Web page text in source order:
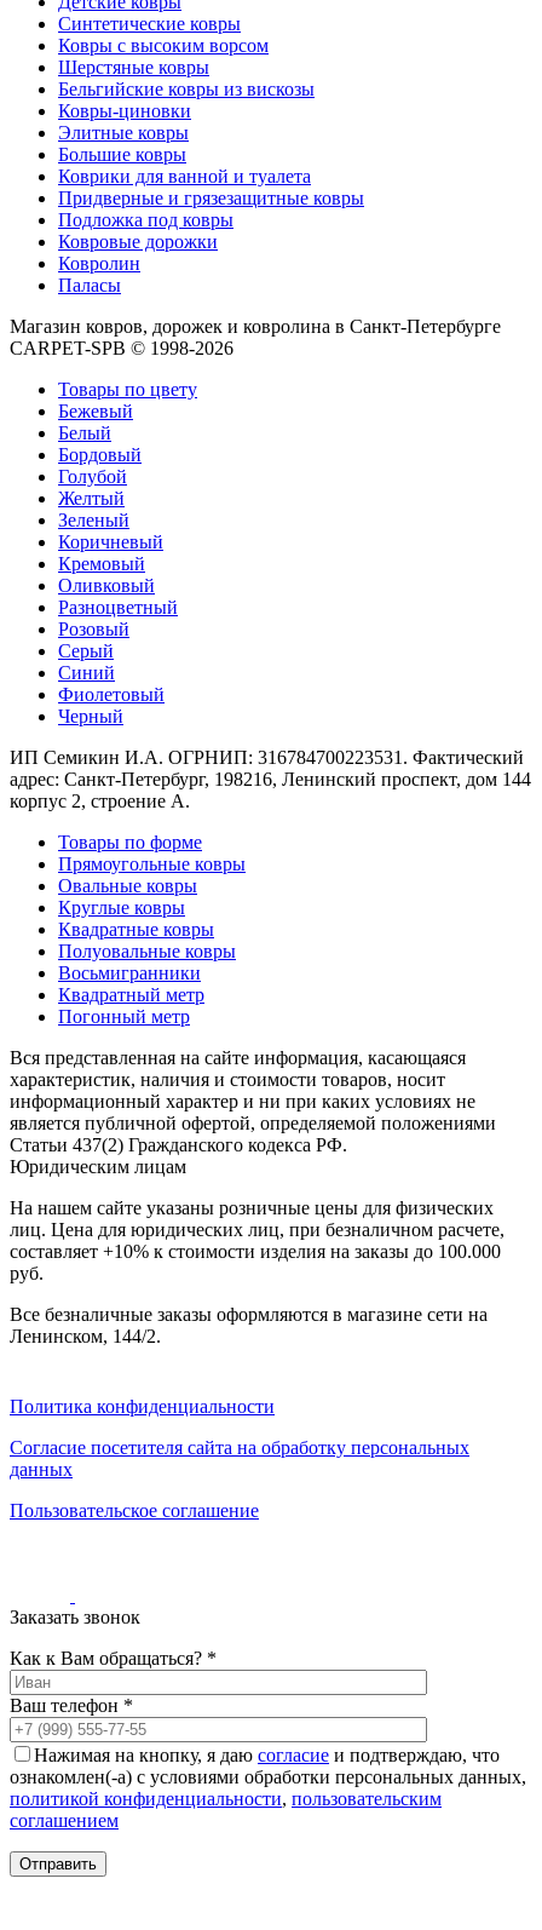
₽
от
15
000
₽
до
45
000
₽
от
45
до
200
₽
По
форме
Круглые
ковры
Дорожки
Синтетические
ковровые
дорожки
Дорожки
на
резиновой
основе
Ковровые
шерстяные
дорожки
Паласные
дорожки
Кремлевские
дорожки
Ковролин
Ковролин
в
наличии
Паласы
Как
выбрать
ковер
Доставка
и
оплата
Контакты
647-
90-
72
mail@carpet-
spb.ru
Заказать
0
Синтетические ковры
Ковры с высоким ворсом
Шерстяные ковры
Бельгийские ковры из вискозы
Ковры-циновки
Элитные ковры
Большие ковры
Коврики для ванной и туалета
Придверные и грязезащитные ковры
Подложка под ковры
Ковровые дорожки
Ковролин
Паласы
Магазин ковров, дорожек и ковролина в Санкт-Петербурге
CARPET-SPB © 1998-2026
Товары по цвету
Бежевый
Белый
Бордовый
Голубой
Желтый
Зеленый
Коричневый
Кремовый
Оливковый
Разноцветный
Розовый
Серый
Синий
Фиолетовый
Черный
ИП Семикин И.А. ОГРНИП: 316784700223531. Фактический
адрес: Санкт-Петербург, 198216, Ленинский проспект, дом 144
корпус 2, строение А.
Товары по форме
Прямоугольные ковры
Овальные ковры
Круглые ковры
Квадратные ковры
Полуовальные ковры
Восьмигранники
Квадратный метр
Погонный метр
Вся представленная на сайте информация, касающаяся
характеристик, наличия и стоимости товаров, носит
информационный характер и ни при каких условиях не
является публичной офертой, определяемой положениями
Статьи 437(2) Гражданского кодекса РФ.
Юридическим лицам
На нашем сайте указаны розничные цены для физических
лиц. Цена для юридических лиц, при безналичном расчете,
составляет +10% к стоимости изделия на заказы до 100.000
руб.
Все безналичные заказы оформляются в магазине сети на
Ленинском, 144/2.
Политика конфиденциальности
Согласие посетителя сайта на обработку персональных
данных
Пользовательское соглашение
Заказать звонок
Как к Вам обращаться? *
Ваш телефон *
Нажимая на кнопку, я даю согласие и подтверждаю, что
ознакомлен(-а) с условиями обработки персональных данных,
политикой конфиденциальности, пользовательским
соглашением